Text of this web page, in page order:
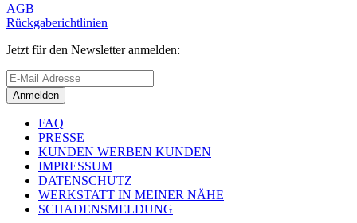
AGB
Rückgaberichtlinien
Jetzt für den Newsletter anmelden:
Anmelden
FAQ
PRESSE
KUNDEN WERBEN KUNDEN
IMPRESSUM
DATENSCHUTZ
WERKSTATT IN MEINER NÄHE
SCHADENSMELDUNG